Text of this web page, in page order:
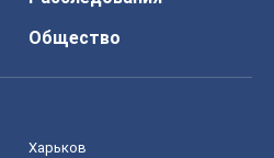
Общество
Харьков